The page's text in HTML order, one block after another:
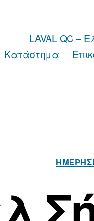
LAVAL QC –
Κατάστημα